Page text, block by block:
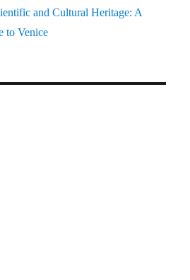
and Cultural Heritage: A
to Venice